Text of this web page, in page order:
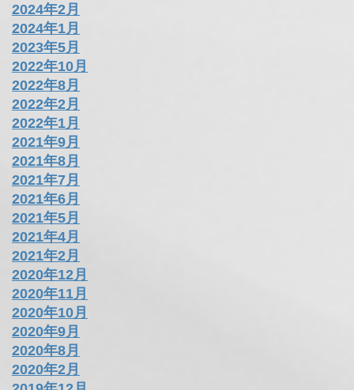
2024年2月
2024年1月
2023年5月
2022年10月
2022年8月
2022年2月
2022年1月
2021年9月
2021年8月
2021年7月
2021年6月
2021年5月
2021年4月
2021年2月
2020年12月
2020年11月
2020年10月
2020年9月
2020年8月
2020年2月